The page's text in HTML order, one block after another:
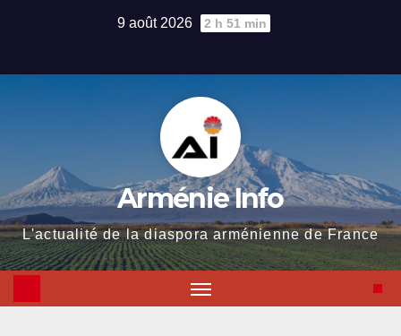
9 août 2026 2 h 51 min
Arménie Info
L'actualité de la diaspora arménienne de France